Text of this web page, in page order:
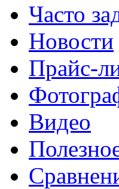
Часто
Новости
Прайс-
Видео